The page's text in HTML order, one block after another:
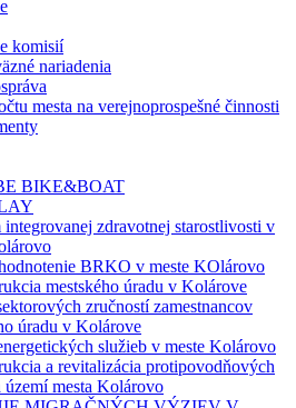
komisií
nariadenia
mesta na verejnoprospešné činnosti
BIKE&BOAT
integrovanej zdravotnej starostlivosti v
BRKO v meste KOlárovo
mestského úradu v Kolárove
zručností zamestnancov
úradu v Kolárove
služieb v meste Kolárovo
a revitalizácia protipovodňových
území mesta Kolárovo